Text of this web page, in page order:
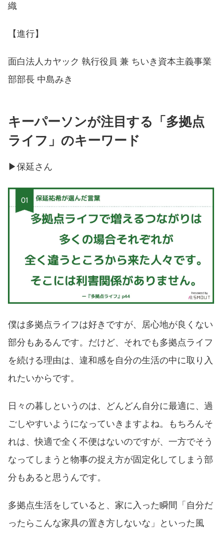
織
【進行】
面白法人カヤック 執行役員 兼 ちいき資本主義事業
部部長 中島みき
キーパーソンが注目する「多拠点
ライフ」のキーワード
▶︎保延さん
僕は多拠点ライフは好きですが、居心地が良くない
部分もあるんです。だけど、それでも多拠点ライフ
を続ける理由は、違和感を自分の生活の中に取り入
れたいからです。
日々の暮しというのは、どんどん自分に最適に、過
ごしやすいようになっていきますよね。もちろんそ
れは、快適で全く不便はないのですが、一方でそう
なってしまうと物事の捉え方が固定化してしまう部
分もあると思うんです。
多拠点生活をしていると、家に入った瞬間「自分だ
ったらこんな家具の置き方しないな」といった風